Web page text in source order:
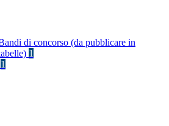
di concorso (da pubblicare in
1
1